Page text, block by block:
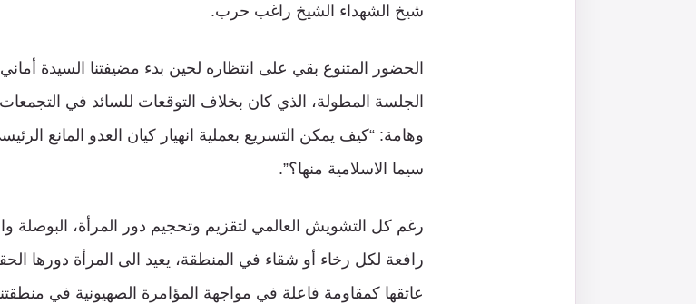
شيخ الشهداء الشيخ راغب حرب.
الحضور المتنوع بقي على انتظاره لحين بدء مضيفتنا السيدة
الجلسة المطولة، الذي كان بخلاف التوقعات للسائد في
وهامة: “كيف يمكن التسريع بعملية انهيار كيان العدو المانع
سيما الاسلامية منها؟”.
رغم كل التشويش العالمي لتقزيم وتحجيم دور المرأة، البوصلة
رافعة لكل رخاء أو شقاء في المنطقة، يعيد الى المرأة دورها
عاتقها كمقاومة فاعلة في مواجهة المؤامرة الصهيونية في